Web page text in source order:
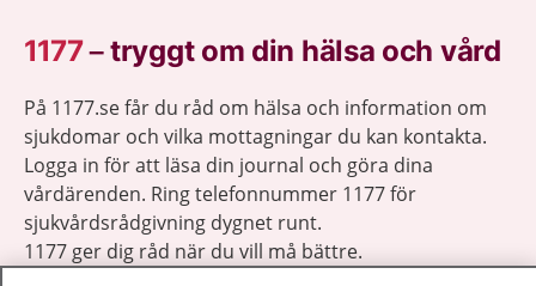
1177–tryggt om din hälsa och vård
På 1177.se får du råd om hälsa och information om
sjukdomar och vilka mottagningar du kan kontakta.
Logga in för att läsa din journal och göra dina
vårdärenden. Ring telefonnummer 1177 för
sjukvårdsrådgivning dygnet runt.
1177 ger dig råd när du vill må bättre.